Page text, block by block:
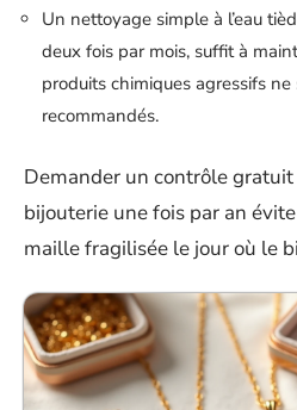
Un nettoyage simple à l’eau
deux fois par mois, suffit à
produits chimiques agressifs
recommandés.
Demander un contrôle gratuit
bijouterie une fois par an
maille fragilisée le jour où le